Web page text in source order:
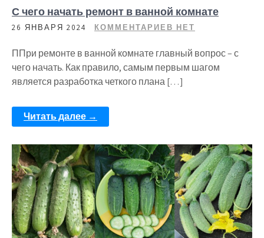
С чего начать ремонт в ванной комнате
26 ЯНВАРЯ 2024 КОММЕНТАРИЕВ НЕТ
ППри ремонте в ванной комнате главный вопрос – с
чего начать. Как правило, самым первым шагом
является разработка четкого плана […]
Читать далее →